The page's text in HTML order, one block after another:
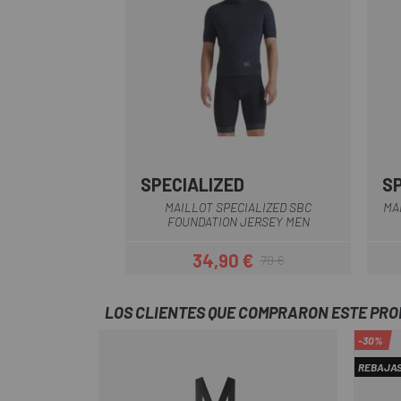
Negro
SPECIALIZED
MAILLOT SPECIALIZED SBC
FOUNDATION JERSEY MEN
Precio
34,90 €Precio regular
79 €
LOS CLIENTES QUE COMPRARON ESTE
-30%